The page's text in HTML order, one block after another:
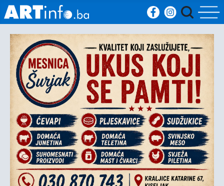
Početna
Vijesti
Sport
Kultura
Crna
kronika